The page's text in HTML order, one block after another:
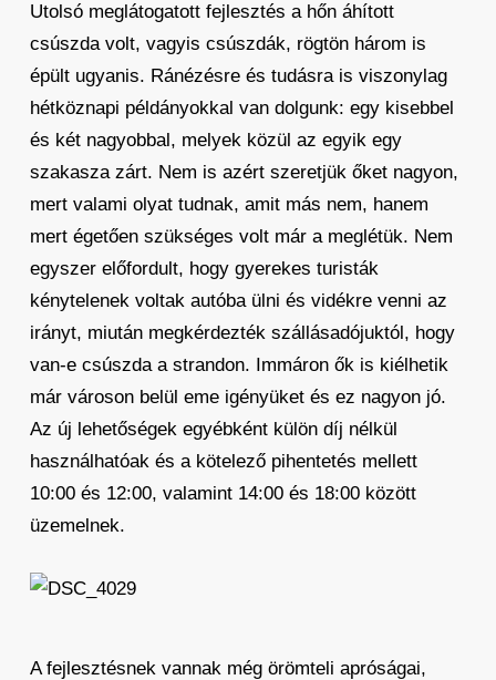
Utolsó meglátogatott fejlesztés a hőn áhított
csúszda volt, vagyis csúszdák, rögtön három is
épült ugyanis. Ránézésre és tudásra is viszonylag
hétköznapi példányokkal van dolgunk: egy kisebbel
és két nagyobbal, melyek közül az egyik egy
szakasza zárt. Nem is azért szeretjük őket nagyon,
mert valami olyat tudnak, amit más nem, hanem
mert égetően szükséges volt már a meglétük. Nem
egyszer előfordult, hogy gyerekes turisták
kénytelenek voltak autóba ülni és vidékre venni az
irányt, miután megkérdezték szállásadójuktól, hogy
van-e csúszda a strandon. Immáron ők is kiélhetik
már városon belül eme igényüket és ez nagyon jó.
Az új lehetőségek egyébként külön díj nélkül
használhatóak és a kötelező pihentetés mellett
10:00 és 12:00, valamint 14:00 és 18:00 között
üzemelnek.
A fejlesztésnek vannak még örömteli apróságai,